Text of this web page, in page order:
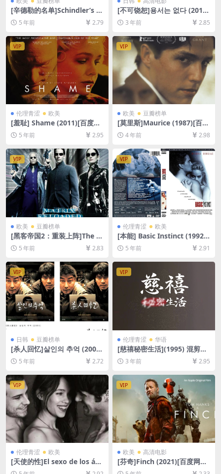
[辛德勒的名单]Schindler’s Li
st (1993)[百度网盘+迅雷云盘
资源1080P超清未删减][MP4/
5 年前 2.79
[不可饶恕]용서는 없다 (2010)
[百度网盘+夸克网盘1080P超
清未删减资源][网盘在线播放/
3 年前 2.85
VIP
伦理青涩 欧美
[羞耻] Shame (2011)[百度网
盘+夸克网盘+迅雷云盘资源10
80P超清未删减][MP4/6GB]
[中英字幕]【手机/平板无法在
线播放，请使用电脑下载防和
谐压缩包（含解压密码）】
5 年前 2.95
VIP
欧美 豆瓣榜单
[莫里斯]Maurice (1987)[百度
网盘+迅雷云盘资源1080P超
清未删减][MP4/9GB][中文字
4 年前 2.98
VIP
欧美 豆瓣榜单
[黑客帝国2：重装上阵]The M
atrix Reloaded (2003)[百度
网盘+迅雷云盘资源1080P超
清未删减][MP4/9.0GB][中英
字幕]
5 年前 2.83
VIP
伦理青涩 欧美
[本能] Basic Instinct (1992)
[百度网盘+迅雷云盘资源1080
P超清未删减][MP4/7.1GB][中
英字幕]【视频文件+防和谐压
缩包（含解压密码）】
5 年前 2.91
VIP
日韩 豆瓣榜单
[杀人回忆]살인의 추억 (2003)
[百度网盘+夸克网盘+迅雷云
盘资源1080P超清未删减][MP
5 年前 2.72
VIP
伦理青涩 华语
[慈禧秘密生活](1995) 混剪版
+蓝光版[百度网盘+夸克网盘1
080P超清未删减资源][网盘在
GB][粤语中字]
3 年前 2.95
VIP
伦理青涩 欧美
[天使的性]El sexo de los án
geles (2012)完整版[百度网盘
VIP
欧美 高清电影
[芬奇]Finch (2021)[百度网盘
+迅雷云盘资源1080P超清未